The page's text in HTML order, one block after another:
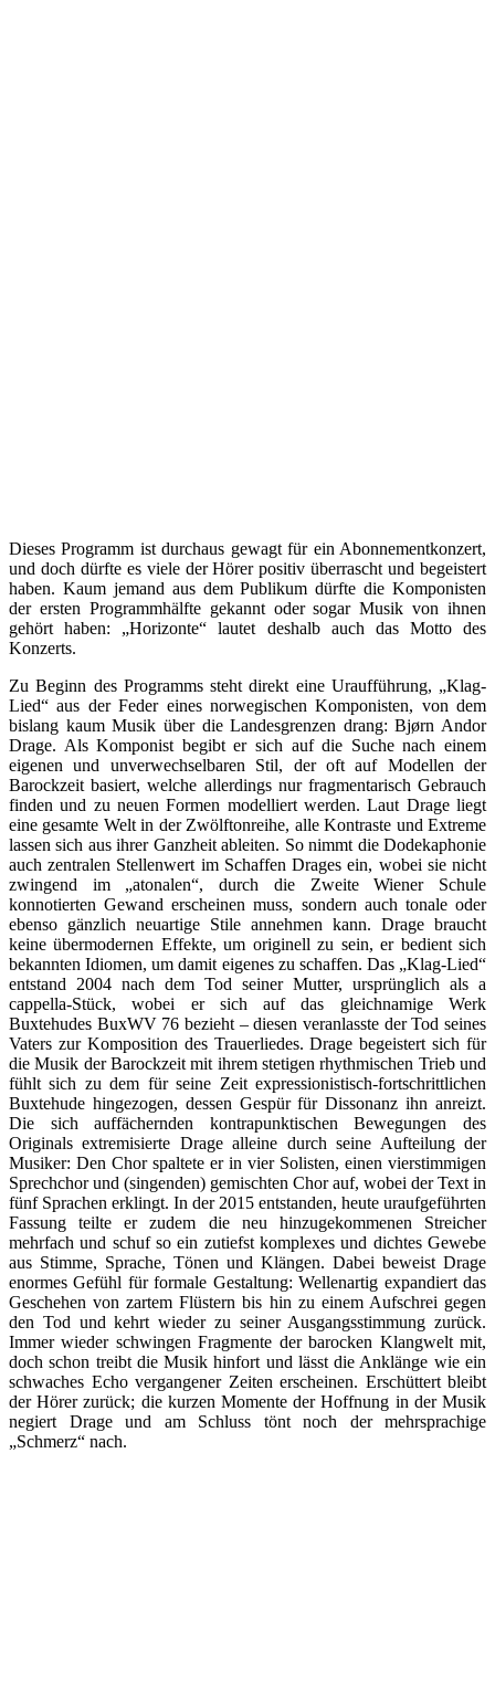
Dieses Programm ist durchaus gewagt für ein Abonnementkonzert,
und doch dürfte es viele der Hörer positiv überrascht und begeistert
haben. Kaum jemand aus dem Publikum dürfte die Komponisten
der ersten Programmhälfte gekannt oder sogar Musik von ihnen
gehört haben: „Horizonte“ lautet deshalb auch das Motto des
Konzerts.
Zu Beginn des Programms steht direkt eine Uraufführung, „Klag-
Lied“ aus der Feder eines norwegischen Komponisten, von dem
bislang kaum Musik über die Landesgrenzen drang: Bjørn Andor
Drage. Als Komponist begibt er sich auf die Suche nach einem
eigenen und unverwechselbaren Stil, der oft auf Modellen der
Barockzeit basiert, welche allerdings nur fragmentarisch Gebrauch
finden und zu neuen Formen modelliert werden. Laut Drage liegt
eine gesamte Welt in der Zwölftonreihe, alle Kontraste und Extreme
lassen sich aus ihrer Ganzheit ableiten. So nimmt die Dodekaphonie
auch zentralen Stellenwert im Schaffen Drages ein, wobei sie nicht
zwingend im „atonalen“, durch die Zweite Wiener Schule
konnotierten Gewand erscheinen muss, sondern auch tonale oder
ebenso gänzlich neuartige Stile annehmen kann. Drage braucht
keine übermodernen Effekte, um originell zu sein, er bedient sich
bekannten Idiomen, um damit eigenes zu schaffen. Das „Klag-Lied“
entstand 2004 nach dem Tod seiner Mutter, ursprünglich als a
cappella-Stück, wobei er sich auf das gleichnamige Werk
Buxtehudes BuxWV 76 bezieht – diesen veranlasste der Tod seines
Vaters zur Komposition des Trauerliedes. Drage begeistert sich für
die Musik der Barockzeit mit ihrem stetigen rhythmischen Trieb und
fühlt sich zu dem für seine Zeit expressionistisch-fortschrittlichen
Buxtehude hingezogen, dessen Gespür für Dissonanz ihn anreizt.
Die sich auffächernden kontrapunktischen Bewegungen des
Originals extremisierte Drage alleine durch seine Aufteilung der
Musiker: Den Chor spaltete er in vier Solisten, einen vierstimmigen
Sprechchor und (singenden) gemischten Chor auf, wobei der Text in
fünf Sprachen erklingt. In der 2015 entstanden, heute uraufgeführten
Fassung teilte er zudem die neu hinzugekommenen Streicher
mehrfach und schuf so ein zutiefst komplexes und dichtes Gewebe
aus Stimme, Sprache, Tönen und Klängen. Dabei beweist Drage
enormes Gefühl für formale Gestaltung: Wellenartig expandiert das
Geschehen von zartem Flüstern bis hin zu einem Aufschrei gegen
den Tod und kehrt wieder zu seiner Ausgangsstimmung zurück.
Immer wieder schwingen Fragmente der barocken Klangwelt mit,
doch schon treibt die Musik hinfort und lässt die Anklänge wie ein
schwaches Echo vergangener Zeiten erscheinen. Erschüttert bleibt
der Hörer zurück; die kurzen Momente der Hoffnung in der Musik
negiert Drage und am Schluss tönt noch der mehrsprachige
„Schmerz“ nach.